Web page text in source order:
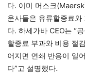
다. 이미 머스크
운사들은 유류할증료
다. 하세가바 CEO는 “
할증료 부과와 비용 절
어지면 연쇄 반응이 일
다”고 설명했다.